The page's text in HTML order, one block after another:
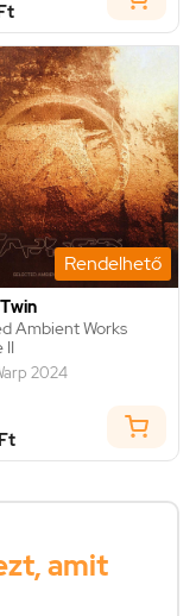
Rendelhető
Ambient Works
II
2024
amit